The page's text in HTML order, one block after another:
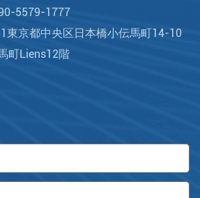
5579-1777
東京都中央区日本橋小伝馬町14-10
町Liens12階